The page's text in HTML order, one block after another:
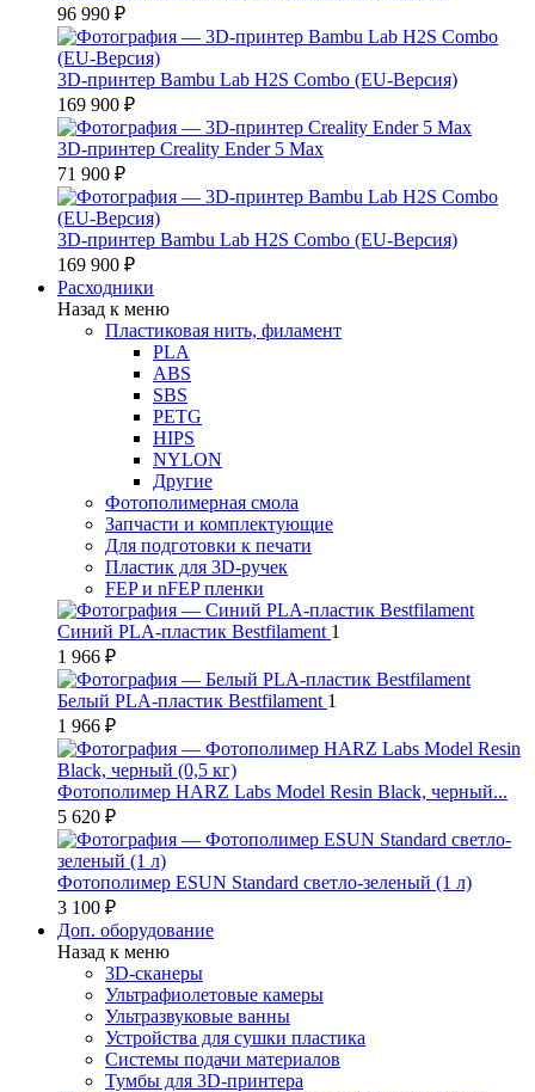
96 990 ₽
3D-принтер Bambu Lab H2S Combo (EU-Версия)
169 900 ₽
3D-принтер Creality Ender 5 Max
71 900 ₽
3D-принтер Bambu Lab H2S Combo (EU-Версия)
169 900 ₽
Расходники
Назад к меню
Пластиковая нить, филамент
PLA
ABS
SBS
PETG
HIPS
NYLON
Другие
Фотополимерная смола
Запчасти и комплектующие
Для подготовки к печати
Пластик для 3D-ручек
FEP и nFEP пленки
Синий PLA-пластик Bestfilament 1
1 966 ₽
Белый PLA-пластик Bestfilament 1
1 966 ₽
Фотополимер HARZ Labs Model Resin Black, черный...
5 620 ₽
Фотополимер ESUN Standard светло-зеленый (1 л)
3 100 ₽
Доп. оборудование
Назад к меню
3D-сканеры
Ультрафиолетовые камеры
Ультразвуковые ванны
Устройства для сушки пластика
Системы подачи материалов
Тумбы для 3D-принтера